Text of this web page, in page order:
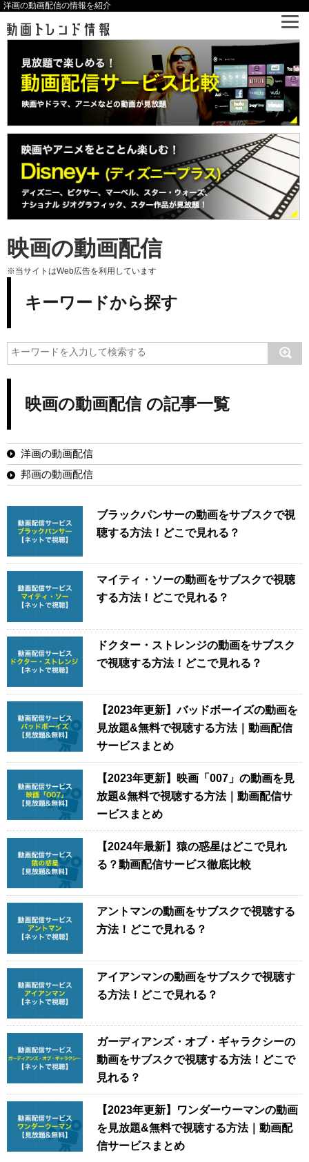
洋画の動画配信の情報を紹介
映画の動画配信
※当サイトはWeb広告を利用しています
キーワードから探す
映画の動画配信 の記事一覧
洋画の動画配信
邦画の動画配信
ブラックパンサーの動画をサブスクで視
聴する方法！どこで見れる？
マイティ・ソーの動画をサブスクで視聴
する方法！どこで見れる？
ドクター・ストレンジの動画をサブスク
で視聴する方法！どこで見れる？
【2023年更新】バッドボーイズの動画を
見放題&無料で視聴する方法｜動画配信
サービスまとめ
【2023年更新】映画「007」の動画を見
放題&無料で視聴する方法｜動画配信サ
ービスまとめ
【2024年最新】猿の惑星はどこで見れ
る？動画配信サービス徹底比較
アントマンの動画をサブスクで視聴する
方法！どこで見れる？
アイアンマンの動画をサブスクで視聴す
る方法！どこで見れる？
ガーディアンズ・オブ・ギャラクシーの
動画をサブスクで視聴する方法！どこで
見れる？
【2023年更新】ワンダーウーマンの動画
を見放題&無料で視聴する方法｜動画配
信サービスまとめ